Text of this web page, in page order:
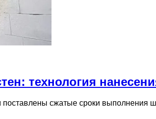
технология
поставлены сжатые сроки выполнения